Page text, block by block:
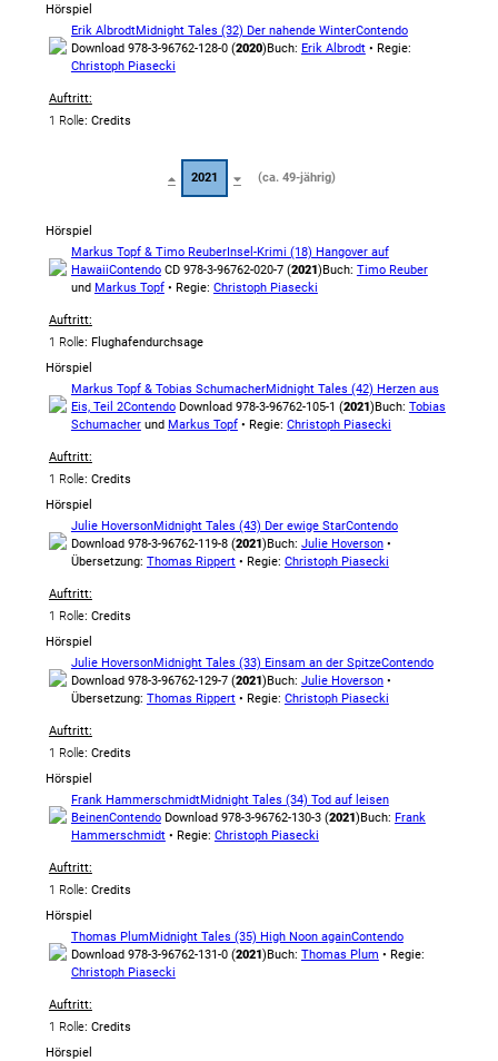
Hörspiel
Erik AlbrodtMidnight Tales (32) Der nahende WinterContendo
Download 978-3-96762-128-0 (2020)Buch: Erik Albrodt• Regie:
Christoph Piasecki
Auftritt:
1 Rolle: Credits
2021 (ca. 49-jährig)
Hörspiel
Markus Topf & Timo ReuberInsel-Krimi (18) Hangover auf
HawaiiContendoCD 978-3-96762-020-7 (2021)Buch: Timo Reuber
und Markus Topf• Regie: Christoph Piasecki
Auftritt:
1 Rolle: Flughafendurchsage
Hörspiel
Markus Topf & Tobias SchumacherMidnight Tales (42) Herzen aus
Eis, Teil 2ContendoDownload 978-3-96762-105-1 (2021)Buch: Tobias
Schumacherund Markus Topf• Regie: Christoph Piasecki
Auftritt:
1 Rolle: Credits
Hörspiel
Julie HoversonMidnight Tales (43) Der ewige StarContendo
Download 978-3-96762-119-8 (2021)Buch: Julie Hoverson•
Übersetzung: Thomas Rippert• Regie: Christoph Piasecki
Auftritt:
1 Rolle: Credits
Hörspiel
Julie HoversonMidnight Tales (33) Einsam an der SpitzeContendo
Download 978-3-96762-129-7 (2021)Buch: Julie Hoverson•
Übersetzung: Thomas Rippert• Regie: Christoph Piasecki
Auftritt:
1 Rolle: Credits
Hörspiel
Frank HammerschmidtMidnight Tales (34) Tod auf leisen
BeinenContendoDownload 978-3-96762-130-3 (2021)Buch: Frank
Hammerschmidt• Regie: Christoph Piasecki
Auftritt:
1 Rolle: Credits
Hörspiel
Thomas PlumMidnight Tales (35) High Noon againContendo
Download 978-3-96762-131-0 (2021)Buch: Thomas Plum • Regie:
Christoph Piasecki
Auftritt:
1 Rolle: Credits
Hörspiel